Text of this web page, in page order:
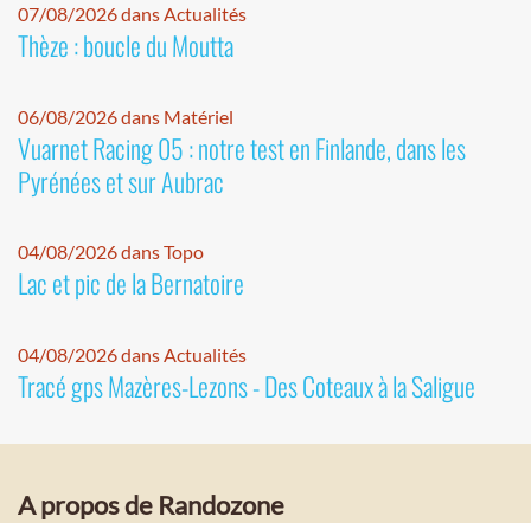
07/08/2026 dans Actualités
Thèze : boucle du Moutta
06/08/2026 dans Matériel
Vuarnet Racing 05 : notre test en Finlande, dans les
Pyrénées et sur Aubrac
04/08/2026 dans Topo
Lac et pic de la Bernatoire
04/08/2026 dans Actualités
Tracé gps Mazères-Lezons - Des Coteaux à la Saligue
A propos de Randozone